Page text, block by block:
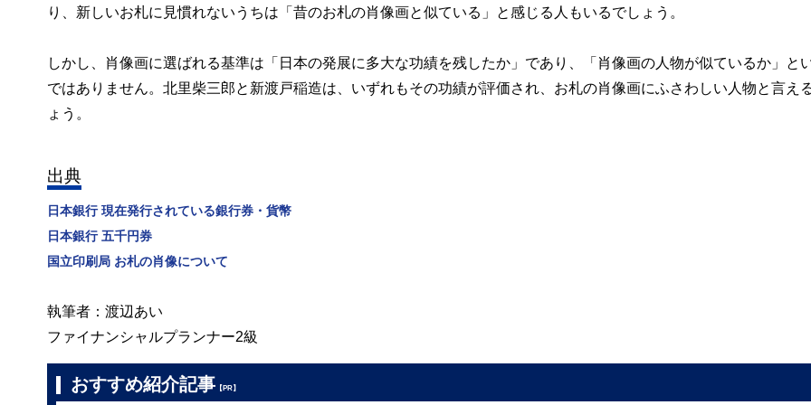
り、新しいお札に見慣れないうちは「昔のお札の肖像画と似ている」と感じる人もいるでしょう。
しかし、肖像画に選ばれる基準は「日本の発展に多大な功績を残したか」であり、「肖像画の人物が似ているか」と
ではありません。北里柴三郎と新渡戸稲造は、いずれもその功績が評価され、お札の肖像画にふさわしい人物と言え
ょう。
出典
日本銀行 現在発行されている銀行券・貨幣
日本銀行 五千円券
国立印刷局 お札の肖像について
執筆者：渡辺あい
ファイナンシャルプランナー2級
おすすめ紹介記事 【PR】